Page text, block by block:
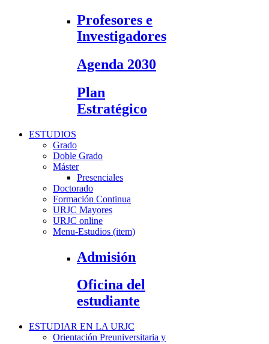
Profesores e
Investigadores
Agenda 2030
Plan
Estratégico
ESTUDIOS
Grado
Doble Grado
Máster
Presenciales
Doctorado
Formación Continua
URJC Mayores
URJC online
Menu-Estudios (item)
Admisión
Oficina del
estudiante
ESTUDIAR EN LA URJC
Orientación Preuniversitaria y